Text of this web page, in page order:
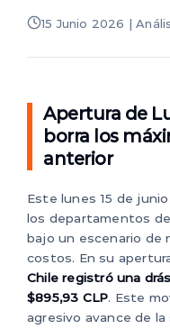
15 Junio 2026 |
Apertura de
borra los
anterior
Este lunes 15 de
los departamentos
bajo un escenario de
costos. En su
Chile registró una
$895,93 CLP. Este
agresivo avance de